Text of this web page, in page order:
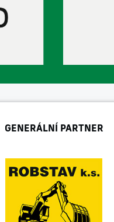
GENERÁLNÍ PARTNER